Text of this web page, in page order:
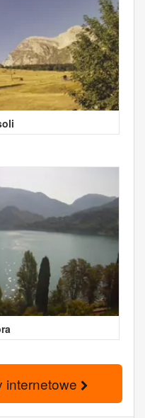
internetowe